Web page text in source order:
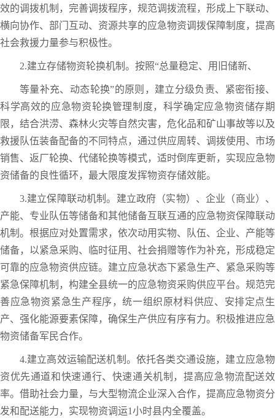
效的调拨机制，完善调拨程序，规范调拨流程，形成上下联动、
横向协作、部门互动、资源共享的应急物资调拨保障制度，提高
社会救援力量参与积极性。
2.建立存储物资轮换机制。按照“总量稳定、用旧储新、
等量补充、动态轮换”的原则，建立分级负责、紧密衔接、
科学高效的应急物资轮换管理制度，科学确定应急物资储存期
限，结合洪涝、森林火灾等自然灾害，危化品和矿山事故等以及
救援队伍装备配备的不同特点，通过供应周转、调拨使用、市场
销售、返厂轮换、代储轮换等模式，适时倒库更新，实现应急物
资储备的良性循环，最大限度发挥物资存储效能。
3.建立保障联动机制。建立政府（实物）、企业（商业）、
产能、专业队伍等储备和其他储备互联互通的应急物资保障联动
机制。根据应对处置需求，依次动用实物、队伍、企业、产能等
储备，以紧急采购、临时征用、社会捐赠等作为补充，形成稳定
可靠的应急物资供应链。建立应急状态下紧急生产、紧急采购等
紧急保障机制，构建全县统一的应急物资采购供应平台。规范完
善应急物资紧急生产程序，统一组织原材料供应、安排定点生
产、强化能源要素保障，确保生产供应有序有力。积极推进应急
物资储备军民合作。
4.建立高效运输配送机制。依托各类交通设施，建立应急物
资优先通道和快速通行、快速通关机制，提高应急物流配送效
率。借助社会力量，与大型物流企业深入合作，提高应急物资分
发和配送能力，实现物资调运1小时县内全覆盖。